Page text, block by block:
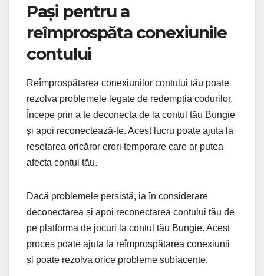
Pași pentru a
reîmprospăta conexiunile
contului
Reîmprospătarea conexiunilor contului tău poate
rezolva problemele legate de redempția codurilor.
Începe prin a te deconecta de la contul tău Bungie
și apoi reconectează-te. Acest lucru poate ajuta la
resetarea oricăror erori temporare care ar putea
afecta contul tău.
Dacă problemele persistă, ia în considerare
deconectarea și apoi reconectarea contului tău de
pe platforma de jocuri la contul tău Bungie. Acest
proces poate ajuta la reîmprospătarea conexiunii
și poate rezolva orice probleme subiacente.